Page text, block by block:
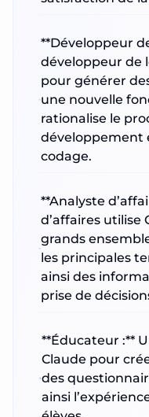
**Développeur
développeur de
pour générer
une nouvelle
rationalise le
développement
codage.
**Analyste
d’affaires utilise
grands
les principales
ainsi des
prise de
**Éducateur :**
Claude pour
des
ainsi